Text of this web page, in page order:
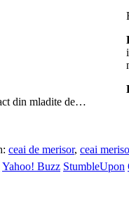
din mladite de…
ceai de merisor, ceai
Yahoo! Buzz StumbleUpon